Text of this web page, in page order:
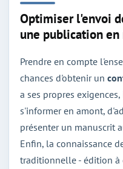
Optimiser l'envoi
une publication
Prendre en compte
chances d'obtenir un
a ses propres
s'informer en amont,
présenter un manuscrit
Enfin, la connaissance
traditionnelle - édition à